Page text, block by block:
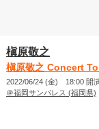
槇原敬之
槇原敬之 Concert
2022/06/24 (金) 18:00 開
＠福岡サンパレス (福岡県)